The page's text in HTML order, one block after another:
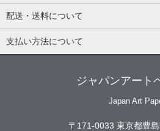
配送・送料について
支払い方法について
ジャパンアート
Japan Art
〒171-0033 東京都豊